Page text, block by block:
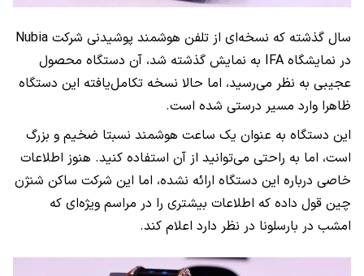
سال گذشته که نسخه‌ای از تلفن هوشمند پوشیدنی شرکت Nubia
در نمایشگاه IFA به نمایش گذشته شد، آن دستگاه محصول
عجیبی به نظر می‌رسید، اما حالا نسخه تکامل‌یافته این دستگاه
ظاهرا وارد مسیر درستی شده است.
این دستگاه به عنوان یک ساعت هوشمند نسبتا ضخیم و بزرگ
است، اما به راحتی می‌توانید از آن استفاده کنید. هنوز اطلاعات
خاصی درباره این دستگاه ارائه نشده، اما این شرکت ساکن شنژن
چین قول داده که اطلاعات بیشتری را در مراسم ویژه‌ای که
امشب در بارسلونا در نظر دارد اعلام کند.